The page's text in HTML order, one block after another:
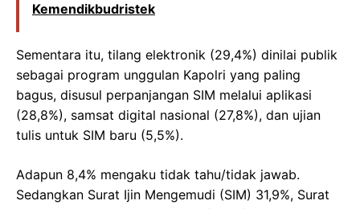
Kemendikbudristek
Sementara itu, tilang elektronik (29,4%) dinilai publik
sebagai program unggulan Kapolri yang paling
bagus, disusul perpanjangan SIM melalui aplikasi
(28,8%), samsat digital nasional (27,8%), dan ujian
tulis untuk SIM baru (5,5%).
Adapun 8,4% mengaku tidak tahu/tidak jawab.
Sedangkan Surat Ijin Mengemudi (SIM) 31,9%, Surat